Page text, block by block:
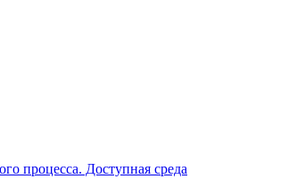
процесса. Доступная среда